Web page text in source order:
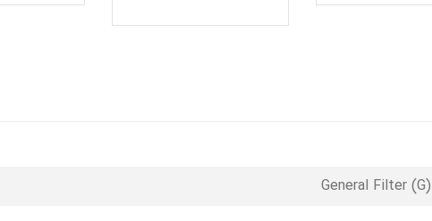
(G) General Filter